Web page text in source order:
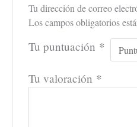
Tu dirección de correo
Los campos obligatorios
Tu puntuación *
Tu valoración *